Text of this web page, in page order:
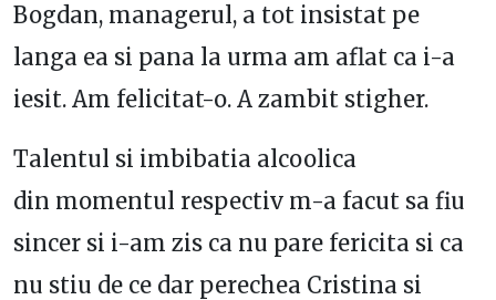
Bogdan, managerul, a tot insistat pe
langa ea si pana la urma am aflat ca i-a
iesit. Am felicitat-o. A zambit stigher.
Talentul si imbibatia alcoolica
din momentul respectiv m-a facut sa fiu
sincer si i-am zis ca nu pare fericita si ca
nu stiu de ce dar perechea Cristina si